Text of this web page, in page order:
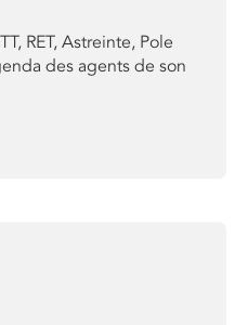
RET, Astreinte, Pole
des agents de son